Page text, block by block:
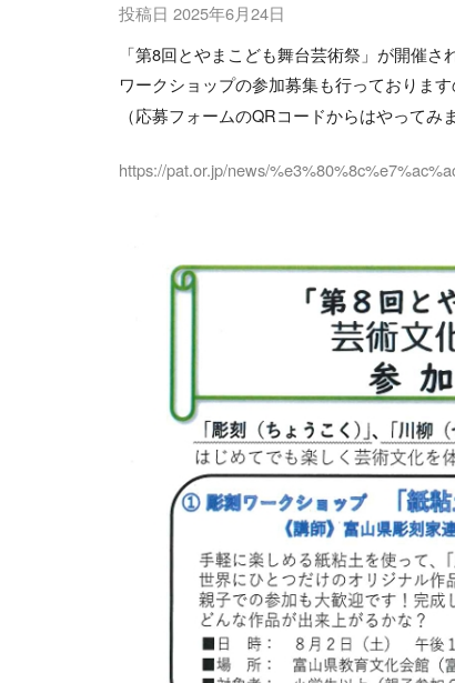
投稿日 2025年6月24日
「第8回とやまこども舞台芸術祭」が開催さ
ワークショップの参加募集も行っておりま
（応募フォームのQRコードからはやって
https://pat.or.jp/news/